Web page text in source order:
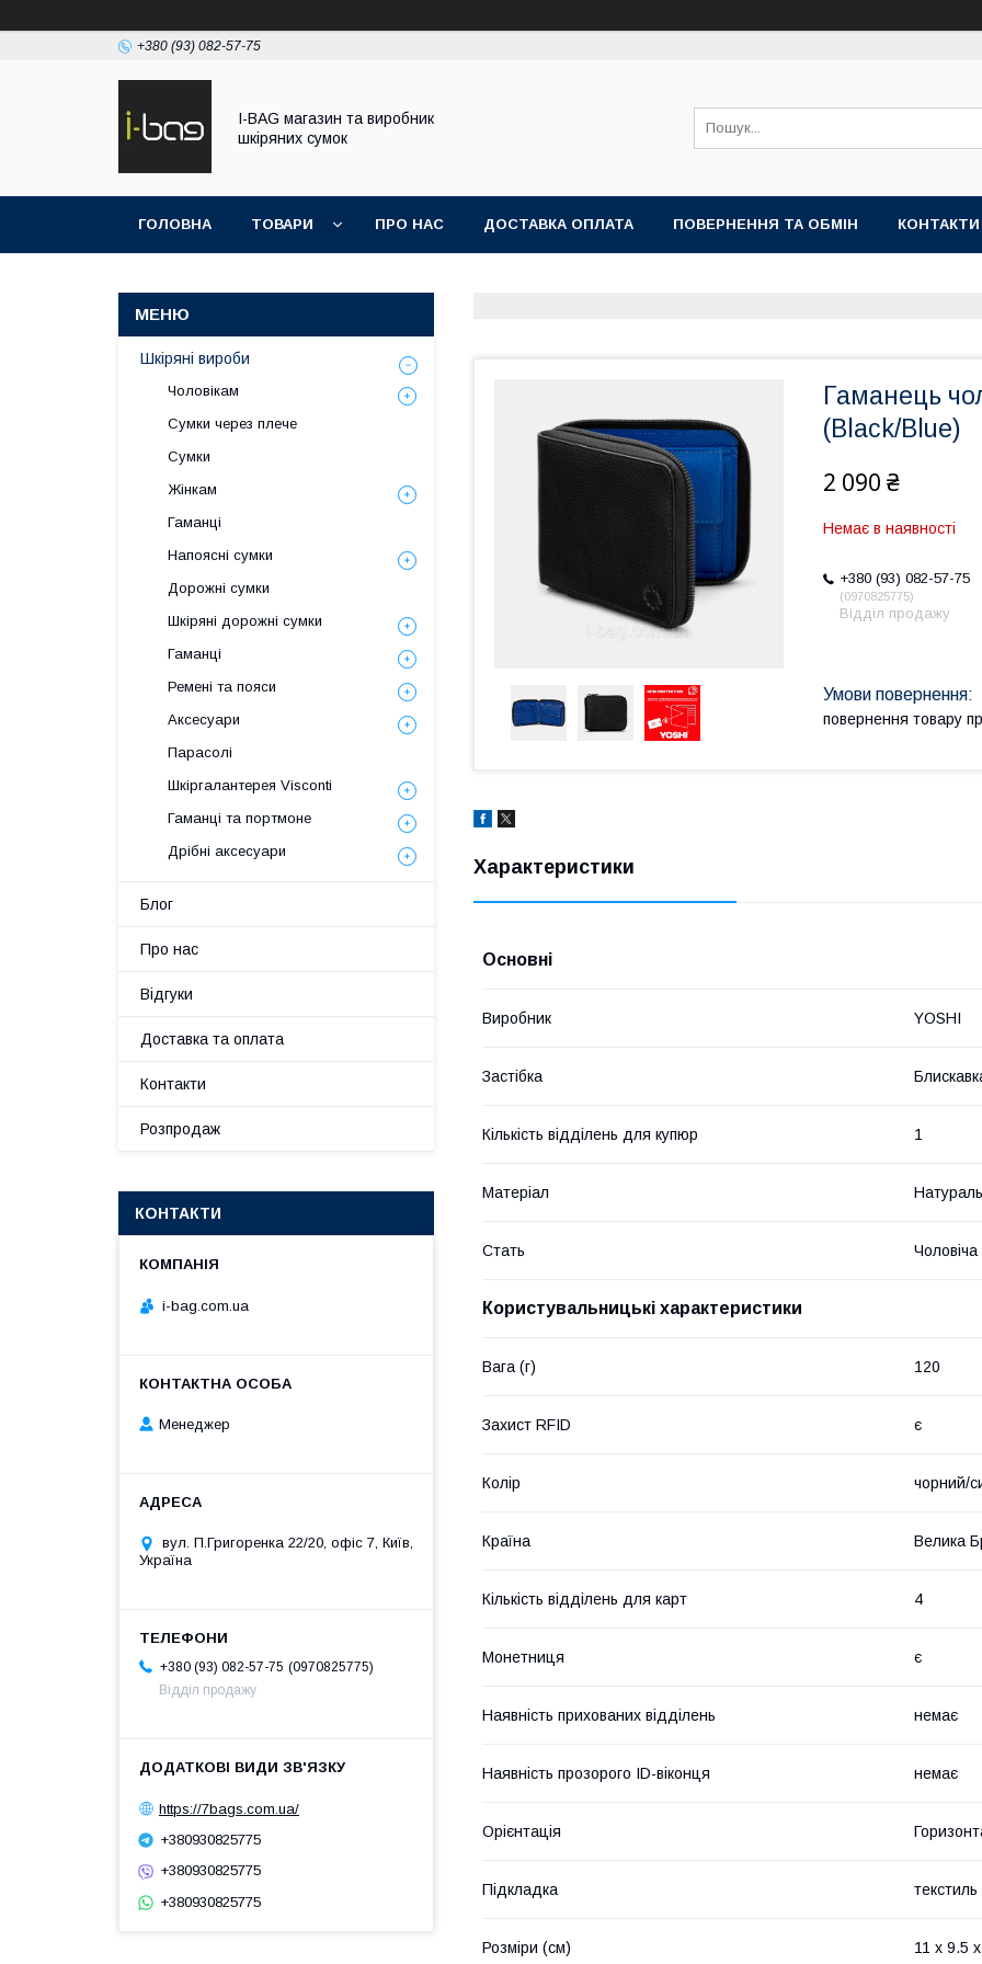
+380 (93) 082-57-75
I-BAG магазин та виробник
шкіряних сумок
ГОЛОВНА ТОВАРИ ПРО НАС ДОСТАВКА ОПЛАТА ПОВЕРНЕННЯ ТА ОБМІН КОНТАКТИ
Гаманець
(Black/Blue)
2 090 ₴
Немає в наявності
+380 (93) 082-57-75
0970825775
Відділ продажу
повернення товару
Характеристики
Основні
Виробник YOSHI
Застібка
Кількість відділень для купюр 1
Матеріал
Стать Чоловіча
Користувальницькі характеристики
Вага (г) 120
Захист RFID є
Колір чорний/
Країна Велика
Кількість відділень для карт 4
Монетниця є
Наявність прихованих відділень немає
Наявність прозорого ID-віконця немає
Орієнтація
Підкладка текстиль
Розміри (см) 11 x 9.5
Шкіряні вироби
Чоловікам
Сумки через плече
Сумки
Жінкам
Гаманці
Напоясні сумки
Дорожні сумки
Шкіряні дорожні сумки
Гаманці
Ремені та пояси
Аксесуари
Парасолі
Шкіргалантерея Visconti
Гаманці та портмоне
Дрібні аксесуари
Блог
Про нас
Відгуки
Доставка та оплата
Контакти
Розпродаж
КОНТАКТИ
i-bag.com.ua
Менеджер
вул. П.Григоренка 22/20, офіс 7, Київ,
Україна
+380 (93) 082-57-75
0970825775
Відділ продажу
https://7bags.com.ua/
+380930825775
+380930825775
+380930825775